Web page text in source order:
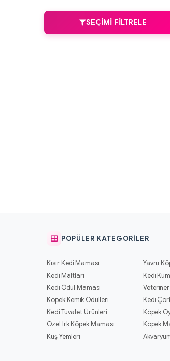
SEÇIMI FILTRELE
POPÜLER KATEGORILER
Kısır Kedi Maması Yavru
Kedi Maltları
Kedi
Kedi Ödül Maması
Köpek Kemik Ödülleri
Kedi
Kedi Tuvalet Ürünleri
Köpek
Özel Irk Köpek Maması
Köpek
Kuş Yemleri